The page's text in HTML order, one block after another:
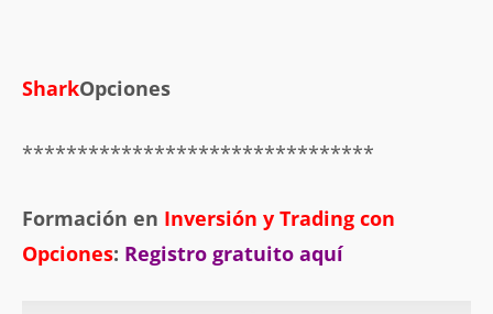
SharkOpciones
********************************
Formación en Inversión y Trading con
Opciones: Registro gratuito aquí